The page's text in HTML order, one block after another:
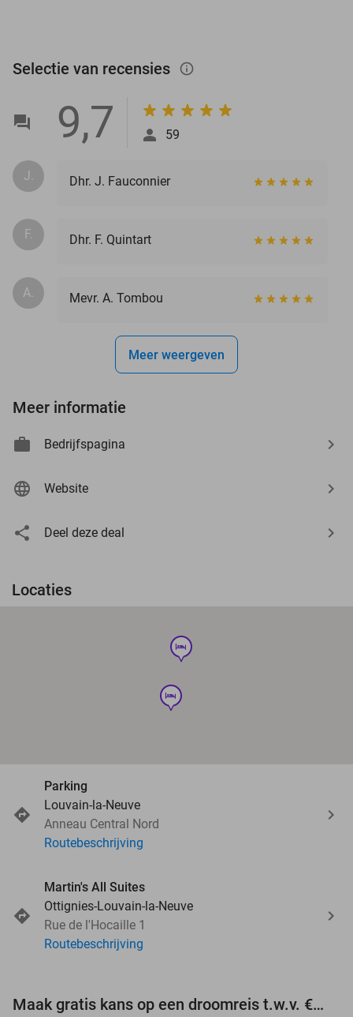
Selectie van recensies info_outlined
9,7 59
J. Dhr. J. Fauconnier
F. Dhr. F. Quintart
A. Mevr. A. Tombou
Meer weergeven
Meer informatie
Bedrijfspagina
Website
Deel deze deal
Locaties
hotel
hotel
Parking
Louvain-la-Neuve
Anneau Central Nord
Routebeschrijving
Martin's All Suites
Ottignies-Louvain-la-Neuve
Rue de l'Hocaille 1
Routebeschrijving
Maak gratis kans op een droomreis t.w.v. €3.000!